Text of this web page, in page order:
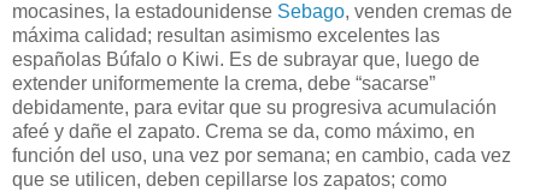
mocasines, la estadounidense Sebago, venden cremas de
máxima calidad; resultan asimismo excelentes las
españolas Búfalo o Kiwi. Es de subrayar que, luego de
extender uniformemente la crema, debe “sacarse”
debidamente, para evitar que su progresiva acumulación
afeé y dañe el zapato. Crema se da, como máximo, en
función del uso, una vez por semana; en cambio, cada vez
que se utilicen, deben cepillarse los zapatos; como